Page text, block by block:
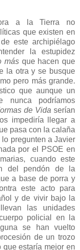
a la Tierra no
que existen en
este archipiélago
la estupidez
másque hacen que
la otra y se busque
pero más grande.
que aunque un
nunca podríamos
de Vida serían
impediría llegar a
pasa con la calaña
pregunten a Javier
por el PSOE en
cuando este
del pendón de la
a base de porra y
este acto para
y de vivir bajo la
las unidades
policial en la
se han vuelto
de un trozo
estaría mejor en